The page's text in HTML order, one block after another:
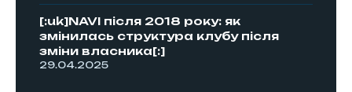
[:uk]NAVI після 2018 року: як
змінилась структура клубу після
зміни власника[:]
29.04.2025